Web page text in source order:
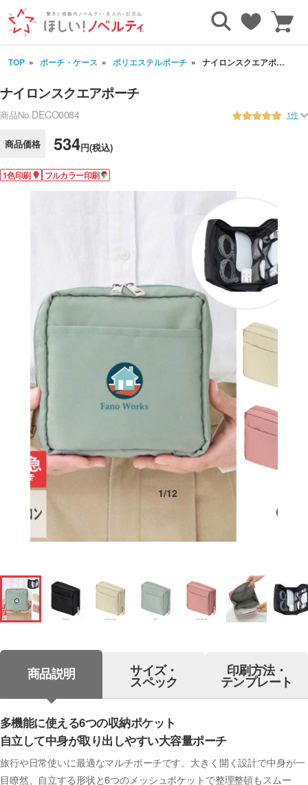
TOP ポーチ・ケース ポリエステルポーチ ナイロンスクエアポーチ
ナイロンスクエアポーチ
商品No.DECO0084 1件
商品価格 534円(税込)
1色印刷 フルカラー印刷
1/12
商品説明 サイズ・
スペック
印刷方法・
テンプレート
多機能に使える6つの収納ポケット
自立して中身が取り出しやすい大容量ポーチ
旅行や日常使いに最適なマルチポーチです。大きく開く設計で中身が一
目瞭然、自立する形状と6つのメッシュポケットで整理整頓もスムー